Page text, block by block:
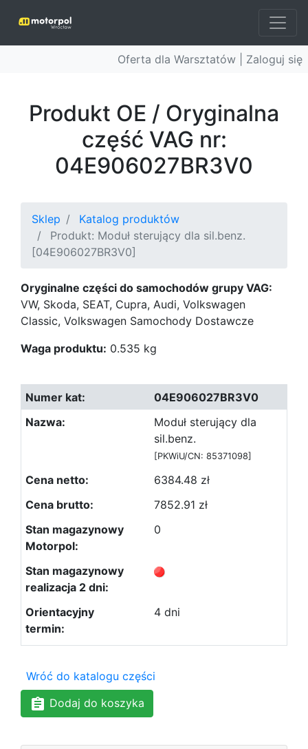
Oferta dla Warsztatów | Zaloguj się
Produkt OE / Oryginalna
część VAG nr:
04E906027BR3V0
Sklep
Katalog produktów
Produkt: Moduł sterujący dla sil.benz.
[04E906027BR3V0]
Oryginalne części do samochodów grupy VAG:
VW, Skoda, SEAT, Cupra, Audi, Volkswagen
Classic, Volkswagen Samochody Dostawcze
Waga produktu: 0.535 kg
04E906027BR3V0
Moduł sterujący dla
sil.benz.
[PKWiU/CN: 85371098]
6384.48 zł
7852.91 zł
0
4 dni
Wróć do katalogu części
Dodaj do koszyka